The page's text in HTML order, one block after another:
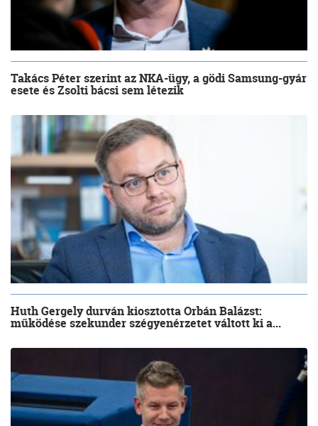
Takács Péter szerint az NKA-ügy, a gödi Samsung-gyár
esete és Zsolti bácsi sem létezik
Huth Gergely durván kiosztotta Orbán Balázst:
működése szekunder szégyenérzetet váltott ki a...